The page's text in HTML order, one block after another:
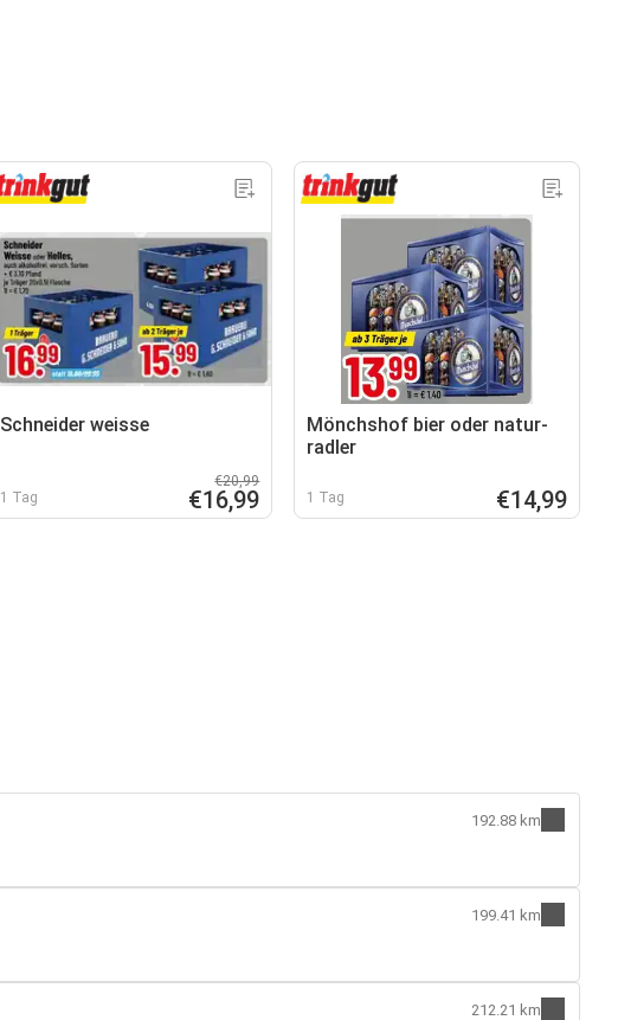
Schneider weisse
1 Tag
€20,99
€16,99
Mönchshof bier oder natur-
radler
1 Tag €14,99
192.88 km
199.41 km
212.21 km